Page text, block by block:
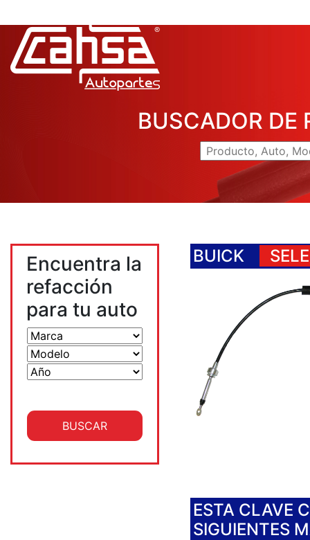
BUSCADOR DE
Encuentra la
refacción
para tu auto
BUICK
ESTA CLAVE
SIGUIENTES